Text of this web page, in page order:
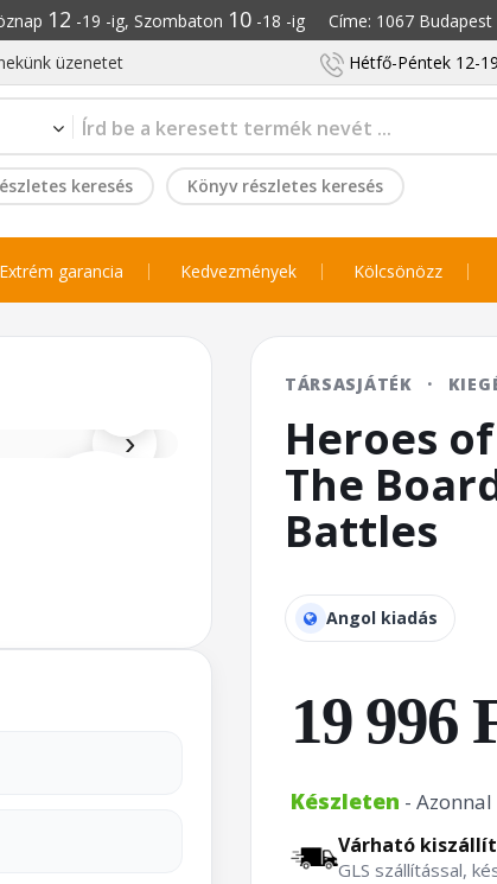
12 -19 -ig, Szombaton 10-18 -ig Címe: 1067 Budapest
üzenetet Hétfő-Péntek 12-
keresés Könyv részletes keresés
Extrém garancia Kedvezmények Kölcsönözz
›
TÁRSASJÁTÉK ·
Heroes
The
Battles
Angol kiadás
19 996
Készleten -
Várható
GLS szállítással,